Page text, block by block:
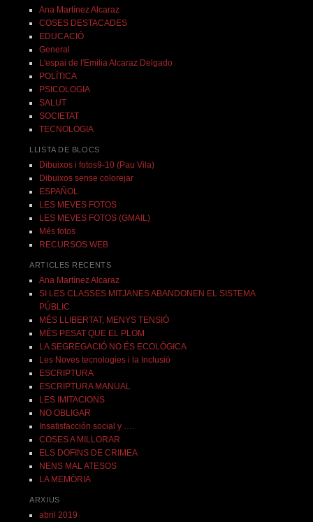
Ana Martínez Alcaraz
COSES DESTACADES
EDUCACIÓ
General
L'espai de l'Emilia Alcaraz Delgado
POLÍTICA
PSICOLOGIA
SALUT
SOCIETAT
TECNOLOGIA
LLISTA DE BLOCS
Dibuixos i fotos9-10 (Pau Vila)
Dibuixos sense colorejar
ESPAÑOL
LES MEVES FOTOS
LES MEVES FOTOS (GMAIL)
Més fotos
RECURSOS WEB
ARTICLES RECENTS
Ana Martínez Alcaraz
SI LES CLASSES MITJANES ABANDONEN EL SISTEMA
PÚBLIC
MÉS LLIBERTAT, MENYS TENSIÓ
MÉS PESAT QUE EL PLOM
LA SEGREGACIÓ NO ÉS ECOLÒGICA
Les Noves tecnologies i la Inclusió
ESCRIPTURA
ESCRIPTURA MANUAL
LES IMITACIONS
NO OBLIGAR
Insatisfacción social y ….
COSES A MILLORAR
ELS DOFINS DE CRIMEA
NENS MAL ATESOS
LA MEMÒRIA
ARXIUS
abril 2019